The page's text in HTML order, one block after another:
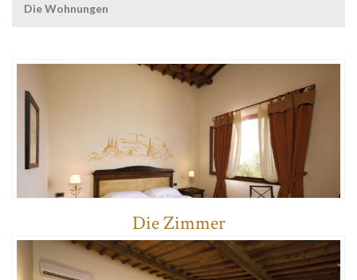
Die Wohnungen
Die Zimmer